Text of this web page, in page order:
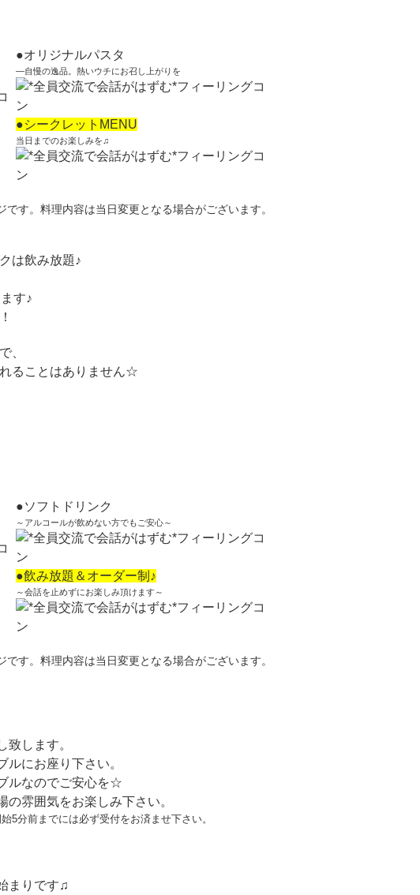
●オリジナルパスタ
―自慢の逸品。熱いウチにお召し上がりを
●シークレットMENU
当日までのお楽しみを♫
す。料理内容は当日変更となる場合がございます。
は飲み放題♪
す♪
、
ることはありません☆
●ソフトドリンク
～アルコールが飲めない方でもご安心～
●飲み放題＆オーダー制♪
～会話を止めずにお楽しみ頂けます～
す。料理内容は当日変更となる場合がございます。
致します。
ルにお座り下さい。
ルなのでご安心を☆
雰囲気をお楽しみ下さい。
5分前までには必ず受付をお済ませ下さい。
まりです♫